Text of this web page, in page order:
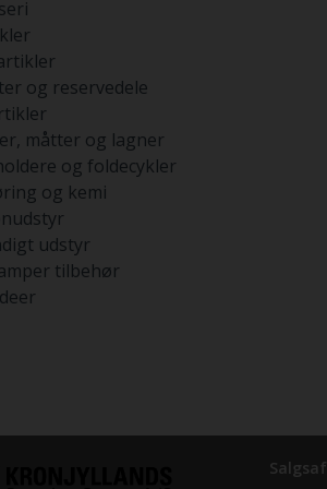
og reservedele
måtter og lagner
og foldecykler
og kemi
udstyr
tilbehør